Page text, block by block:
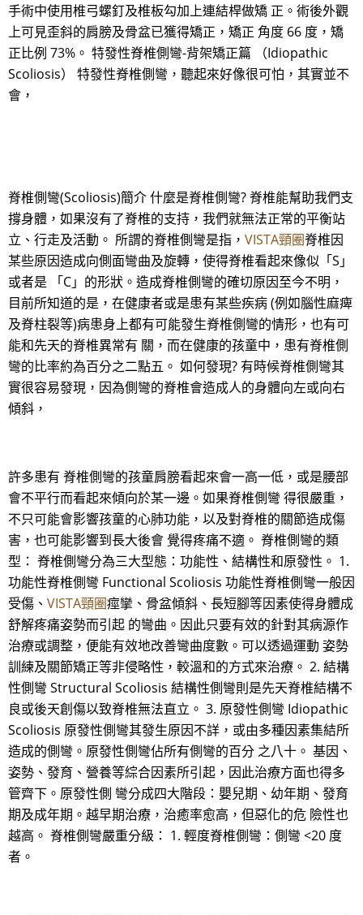
手術中使用椎弓螺釘及椎板勾加上連結桿做矯 正。術後外觀
上可見歪斜的肩膀及骨盆已獲得矯正，矯正 角度 66 度，矯
正比例 73%。 特發性脊椎側彎-背架矯正篇 （Idiopathic
Scoliosis） 特發性脊椎側彎，聽起來好像很可怕，其實並不
會，
脊椎側彎(Scoliosis)簡介 什麼是脊椎側彎? 脊椎能幫助我們支
撐身體，如果沒有了脊椎的支持，我們就無法正常的平衡站
立、行走及活動。 所謂的脊椎側彎是指， VISTA頸圈脊椎因
某些原因造成向側面彎曲及旋轉，使得脊椎看起來像似「S」
或者是 「C」的形狀。造成脊椎側彎的確切原因至今不明，
目前所知道的是，在健康者或是患有某些疾病 (例如腦性麻痺
及脊柱裂等)病患身上都有可能發生脊椎側彎的情形，也有可
能和先天的脊椎異常有 關，而在健康的孩童中，患有脊椎側
彎的比率約為百分之二點五。 如何發現? 有時候脊椎側彎其
實很容易發現，因為側彎的脊椎會造成人的身體向左或向右
傾斜，
許多患有 脊椎側彎的孩童肩膀看起來會一高一低，或是腰部
會不平行而看起來傾向於某一邊。如果脊椎側彎 得很嚴重，
不只可能會影響孩童的心肺功能，以及對脊椎的關節造成傷
害，也可能影響到長大後會 覺得疼痛不適。 脊椎側彎的類
型： 脊椎側彎分為三大型態：功能性、結構性和原發性。 1.
功能性脊椎側彎 Functional Scoliosis 功能性脊椎側彎一般因
受傷、 VISTA頸圈痙攣、骨盆傾斜、長短腳等因素使得身體成
舒解疼痛姿勢而引起 的彎曲。因此只要有效的針對其病源作
治療或調整，便能有效地改善彎曲度數。可以透過運動 姿勢
訓練及關節矯正等非侵略性，較溫和的方式來治療。 2. 結構
性側彎 Structural Scoliosis 結構性側彎則是先天脊椎結構不
良或後天創傷以致脊椎無法直立。 3. 原發性側彎 Idiopathic
Scoliosis 原發性側彎其發生原因不詳，或由多種因素集結所
造成的側彎。原發性側彎佔所有側彎的百分 之八十。 基因、
姿勢、發育、營養等綜合因素所引起，因此治療方面也得多
管齊下。原發性側 彎分成四大階段：嬰兒期、幼年期、發育
期及成年期。越早期治療，治癒率愈高，但惡化的危 險性也
越高。 脊椎側彎嚴重分級： 1. 輕度脊椎側彎：側彎 <20 度
者。